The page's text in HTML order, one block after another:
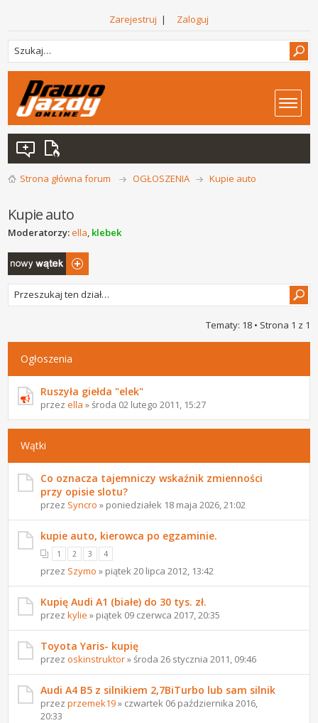
Zarejestruj | Zaloguj
Strona główna forum OGŁOSZENIA Kupie auto
Kupie auto
Moderatorzy:ella, klebek
Napisz wątek
Tematy: 18 • Strona 1 z 1
Ogłoszenia
Ruszyła giełda "elek"
przezella » środa 02 lutego 2011, 15:27
Wątki
Co oznacza tajemniczy wskaźnik zmienności
przy opisie slotu?
przez Syncro » poniedziałek 18 maja 2026, 21:02
kupie auto, kierowca po egzaminie.
1 2 3 4
przez Szymo » piątek 20 lipca 2012, 13:42
Kupię Audi A1 (białe) do 30 tys. zł.
przezkylie » piątek 09 czerwca 2017, 20:35
Toyota Yaris- kupię
przezoskinstruktor» środa 26 stycznia 2011, 09:46
Audi A4 B5 z silnikiem 2,7BiTurbo lub sam silnik
przezprzemek19» czwartek 06 października 2016,
20:33